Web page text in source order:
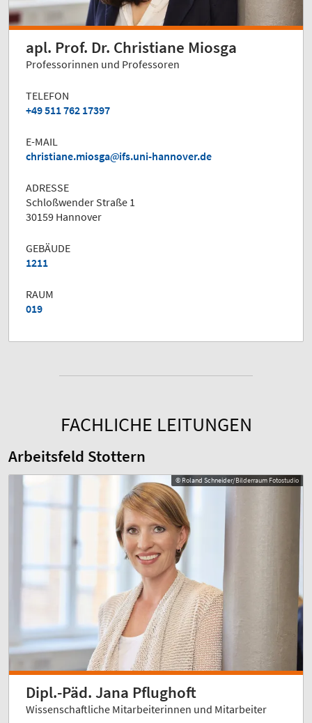
apl. Prof. Dr. Christiane Miosga
Professorinnen und Professoren
TELEFON
+49 511 762 17397
E-MAIL
christiane.miosga
ifs.uni-hannover.de
ADRESSE
Schloßwender Straße 1
30159 Hannover
GEBÄUDE
1211
RAUM
019
FACHLICHE LEITUNGEN
Arbeitsfeld Stottern
© Roland Schneider/Bilderraum Fotostudio
Dipl.-Päd. Jana Pflughoft
Wissenschaftliche Mitarbeiterinnen und Mitarbeiter